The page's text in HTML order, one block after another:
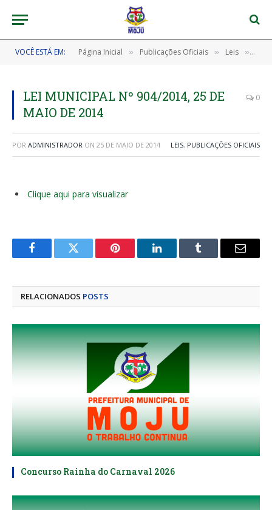
VOCÊ ESTÁ EM: Página Inicial » Publicações Oficiais » Leis »
LEI MUNICIPAL Nº 904/2014, 25 DE
MAIO DE 2014
0
POR ADMINISTRADOR ON 25 DE MAIO DE 2014 LEIS, PUBLICAÇÕES OFICIAIS
Clique aqui para visualizar
FacebookTwitter Pinterest LinkedInTumblr
E-
RELACIONADOS POSTS
Concurso Rainha do Carnaval 2026